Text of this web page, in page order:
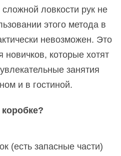
ловкости рук не
этого метода в
невозможен. Это
новичков, которые хотят
занятия
и в гостиной.
(есть запасные части)